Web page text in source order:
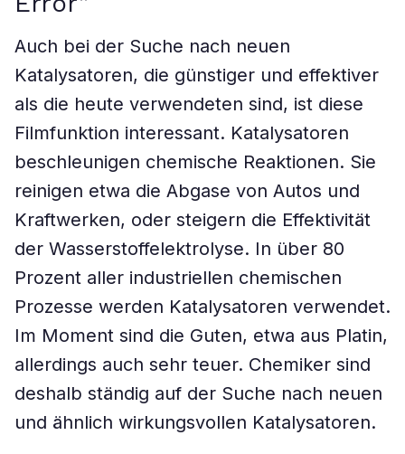
Auch bei der Suche nach neuen
Katalysatoren, die günstiger und effektiver
als die heute verwendeten sind, ist diese
Filmfunktion interessant. Katalysatoren
beschleunigen chemische Reaktionen. Sie
reinigen etwa die Abgase von Autos und
Kraftwerken, oder steigern die Effektivität
der Wasserstoffelektrolyse. In über 80
Prozent aller industriellen chemischen
Prozesse werden Katalysatoren verwendet.
Im Moment sind die Guten, etwa aus Platin,
allerdings auch sehr teuer. Chemiker sind
deshalb ständig auf der Suche nach neuen
und ähnlich wirkungsvollen Katalysatoren.